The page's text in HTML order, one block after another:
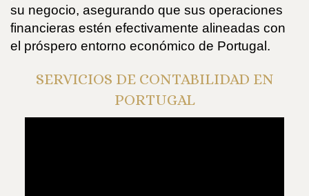
su negocio, asegurando que sus operaciones
financieras estén efectivamente alineadas con
el próspero entorno económico de Portugal.
SERVICIOS DE CONTABILIDAD EN
PORTUGAL